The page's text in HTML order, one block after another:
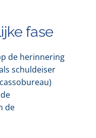
fase
de herinnering
schuldeiser
de